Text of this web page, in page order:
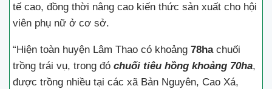
tế cao, đồng thời nâng cao kiến thức sản xuất cho hội
viên phụ nữ ở cơ sở.
“Hiện toàn huyện Lâm Thao có khoảng 78hachuối
trồng trái vụ, trong đó chuối tiêu hồng khoảng 70ha,
được trồng nhiều tại các xã Bản Nguyên, Cao Xá,